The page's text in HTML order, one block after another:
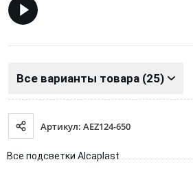
Все варианты товара (25)
Артикул: AEZ124-650
Все подсветки Alcaplast